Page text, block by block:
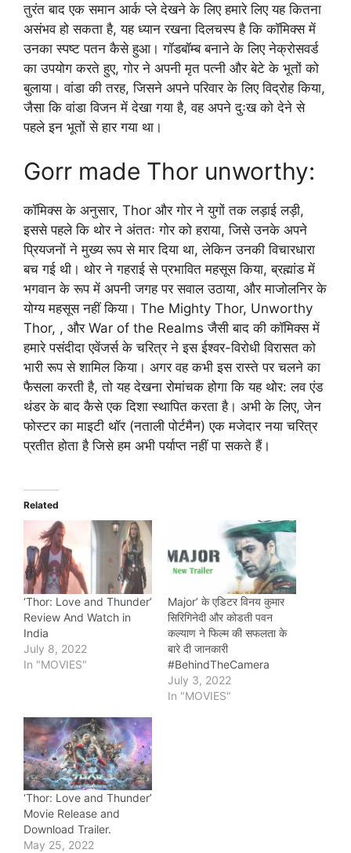
तुरंत बाद एक समान आर्क प्ले देखने के लिए हमारे लिए यह कितना
असंभव हो सकता है, यह ध्यान रखना दिलचस्प है कि कॉमिक्स में
उनका स्पष्ट पतन कैसे हुआ। गॉडबॉम्ब बनाने के लिए नेक्रोसवर्ड
का उपयोग करते हुए, गोर ने अपनी मृत पत्नी और बेटे के भूतों को
बुलाया। वांडा की तरह, जिसने अपने परिवार के लिए विद्रोह किया,
जैसा कि वांडा विजन में देखा गया है, वह अपने दुःख को देने से
पहले इन भूतों से हार गया था।
Gorr made Thor unworthy:
कॉमिक्स के अनुसार, Thor और गोर ने युगों तक लड़ाई लड़ी,
इससे पहले कि थोर ने अंततः गोर को हराया, जिसे उनके अपने
प्रियजनों ने मुख्य रूप से मार दिया था, लेकिन उनकी विचारधारा
बच गई थी। थोर ने गहराई से प्रभावित महसूस किया, ब्रह्मांड में
भगवान के रूप में अपनी जगह पर सवाल उठाया, और माजोलनिर के
योग्य महसूस नहीं किया। The Mighty Thor, Unworthy
Thor, , और War of the Realms जैसी बाद की कॉमिक्स में
हमारे पसंदीदा एवेंजर्स के चरित्र ने इस ईश्वर-विरोधी विरासत को
भारी रूप से शामिल किया। अगर वह कभी इस रास्ते पर चलने का
फैसला करती है, तो यह देखना रोमांचक होगा कि यह थोर: लव एंड
थंडर के बाद कैसे एक दिशा स्थापित करता है। अभी के लिए, जेन
फोस्टर का माइटी थॉर (नताली पोर्टमैन) एक मजेदार नया चरित्र
प्रतीत होता है जिसे हम अभी पर्याप्त नहीं पा सकते हैं।
Related
‘Thor: Love and Thunder’
Review And Watch in
India
July 8, 2022
In "MOVIES"
Major’ के एडिटर विनय कुमार
सिरिगिनेदी और कोडती पवन
कल्याण ने फिल्म की सफलता के
बारे दी जानकारी
#BehindTheCamera
July 3, 2022
In "MOVIES"
‘Thor: Love and Thunder’
Movie Release and
Download Trailer.
May 25, 2022